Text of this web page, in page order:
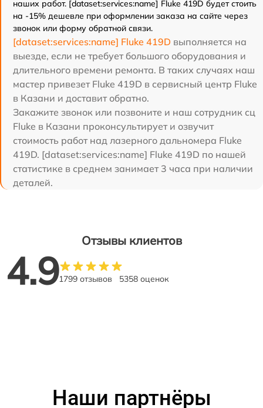
наших работ. [dataset:services:name] Fluke 419D будет стоить
на -15% дешевле при оформлении заказа на сайте через
звонок или форму обратной связи.
[dataset:services:name] Fluke 419D выполняется на
выезде, если не требует большого оборудования и
длительного времени ремонта. В таких случаях наш
мастер привезет Fluke 419D в сервисный центр Fluke
в Казани и доставит обратно.
Закажите звонок или позвоните и наш сотрудник сц
Fluke в Казани проконсультирует и озвучит
стоимость работ над лазерного дальномера Fluke
419D. [dataset:services:name] Fluke 419D по нашей
статистике в среднем занимает 3 часа при наличии
деталей.
Отзывы клиентов
4.91799 отзывов 5358 оценок
Наши партнёры